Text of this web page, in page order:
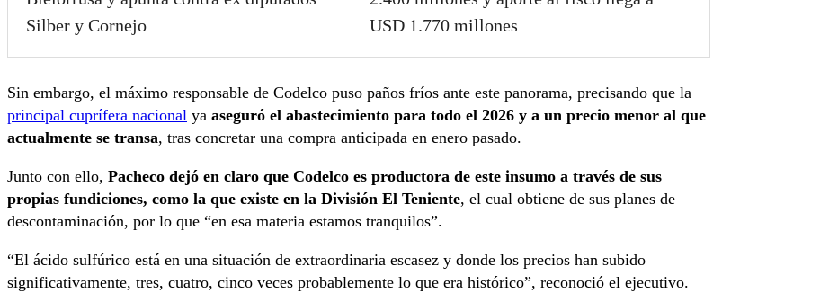
Silber y Cornejo
USD 1.770 millones
Sin embargo, el máximo responsable de Codelco puso paños fríos ante este panorama, precisando que la
principal cuprífera nacional ya aseguró el abastecimiento para todo el 2026 y a un precio menor al que
actualmente se transa, tras concretar una compra anticipada en enero pasado.
Junto con ello, Pacheco dejó en claro que Codelco es productora de este insumo a través de sus
propias fundiciones, como la que existe en la División El Teniente, el cual obtiene de sus planes de
descontaminación, por lo que “en esa materia estamos tranquilos”.
“El ácido sulfúrico está en una situación de extraordinaria escasez y donde los precios han subido
significativamente, tres, cuatro, cinco veces probablemente lo que era histórico”, reconoció el ejecutivo.